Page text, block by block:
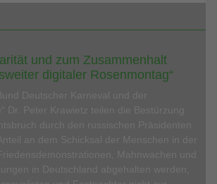
und zum Zusammenhalt
digitaler Rosenmontag“